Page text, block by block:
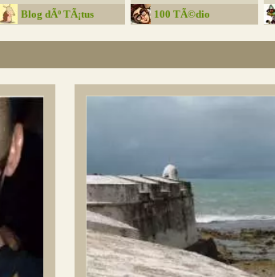
Blog dÃº TÃ¡tus 100 TÃ©dio